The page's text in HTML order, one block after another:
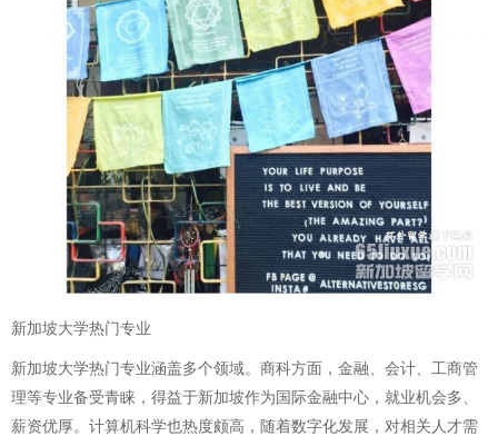
新加坡大学热门专业
新加坡大学热门专业涵盖多个领域。商科方面，金融、会计、工商管
理等专业备受青睐，得益于新加坡作为国际金融中心，就业机会多、
薪资优厚。计算机科学也热度颇高，随着数字化发展，对相关人才需